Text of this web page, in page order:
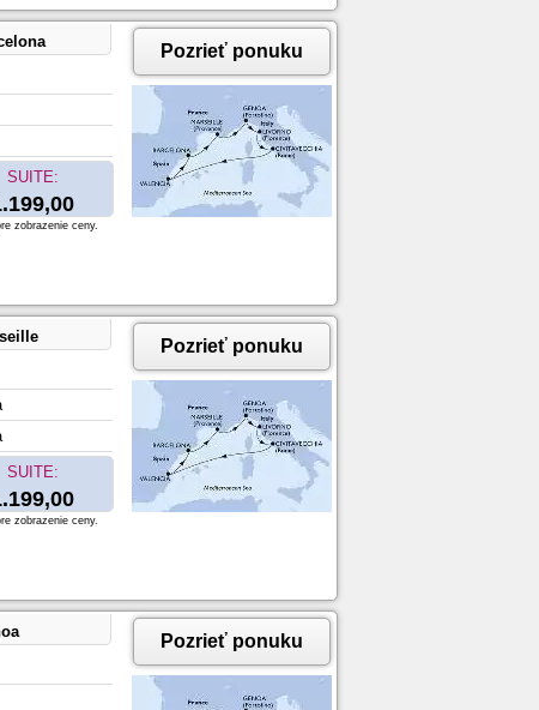
SUITE:
Pozrieť ponuku
zobrazenie ceny.
SUITE:
Pozrieť ponuku
zobrazenie ceny.
Pozrieť ponuku